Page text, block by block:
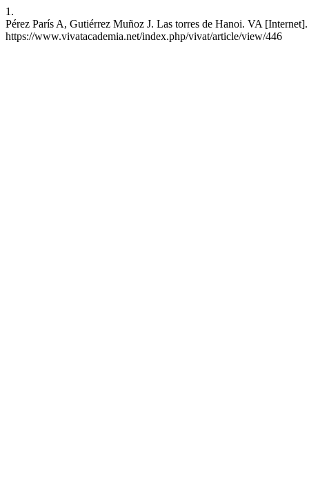
1.
Pérez París A, Gutiérrez Muñoz J. Las torres de Hanoi. VA
https://www.vivatacademia.net/index.php/vivat/article/view/446